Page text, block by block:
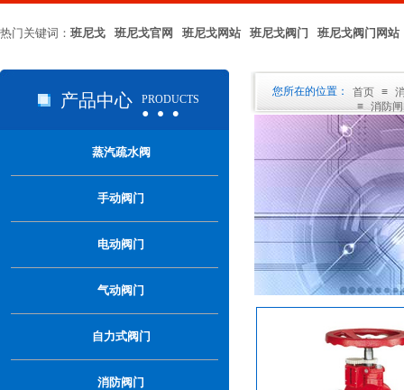
热门关键词： 班尼戈 班尼戈官网 班尼戈网站 班尼戈阀门 班尼戈阀门网站
…
…
您所在的位置： 首页 ≡
≡ 消防
产品中心 PRODUCTS
蒸汽疏水阀
手动阀门
电动阀门
气动阀门
自力式阀门
消防阀门